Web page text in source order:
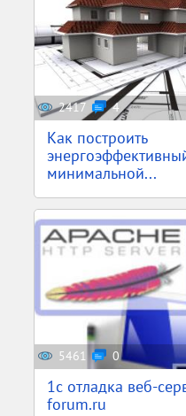
2417 4
Как построить
минимальной...
5461 0
1c отладка веб-
forum.ru